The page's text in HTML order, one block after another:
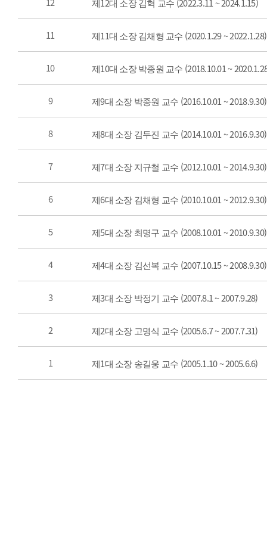
제12대 소장 김혁 교수 (2022.3.11 ~ 2024.1.15)
11 제11대 소장 김채형 교수 (2020.1.29 ~ 2022.1.28)
10 제10대 소장 박종원 교수 (2018.10.01 ~
9 제9대 소장 박종원 교수 (2016.10.01 ~ 2018.9.30)
8 제8대 소장 김두진 교수 (2014.10.01 ~ 2016.9.30)
7 제7대 소장 지규철 교수 (2012.10.01 ~ 2014.9.30)
6 제6대 소장 김채형 교수 (2010.10.01 ~ 2012.9.30)
5 제5대 소장 최명구 교수 (2008.10.01 ~ 2010.9.30)
4 제4대 소장 김선복 교수 (2007.10.15 ~ 2008.9.30)
3 제3대 소장 박정기 교수 (2007.8.1 ~ 2007.9.28)
2 제2대 소장 고명식 교수 (2005.6.7 ~ 2007.7.31)
1 제1대 소장 송길웅 교수 (2005.1.10 ~ 2005.6.6)